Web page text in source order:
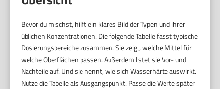
Bevor du mischst, hilft ein klares Bild der Typen und ihrer
üblichen Konzentrationen. Die folgende Tabelle fasst typische
Dosierungsbereiche zusammen. Sie zeigt, welche Mittel für
welche Oberflächen passen. Außerdem listet sie Vor- und
Nachteile auf. Und sie nennt, wie sich Wasserhärte auswirkt.
Nutze die Tabelle als Ausgangspunkt. Passe die Werte später